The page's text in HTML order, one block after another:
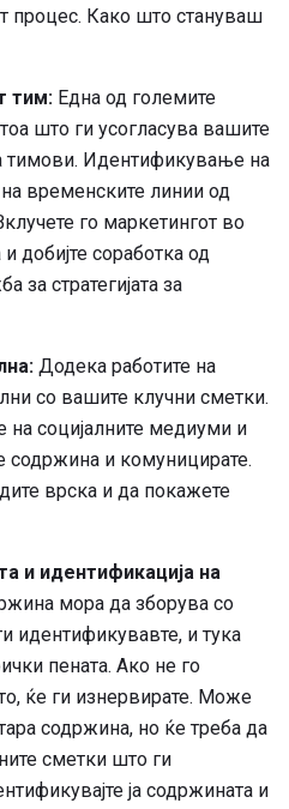
процес. Како што стануваш
тим: Една од големите
што ги усогласува вашите
тимови. Идентификување на
временските линии од
го маркетингот во
добијте соработка од
за стратегијата за
Додека работите на
со вашите клучни сметки.
на социјалните медиуми и
содржина и комуницирате.
врска и да покажете
и идентификација на
мора да зборува со
идентификувавте, и тука
пената. Ако не го
ќе ги изнервирате. Може
содржина, но ќе треба да
сметки што ги
ја содржината и